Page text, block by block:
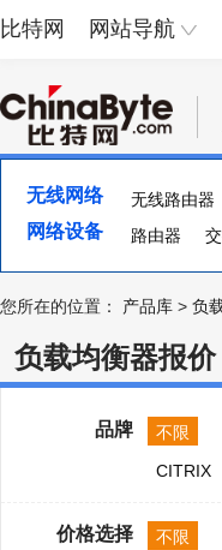
比特网 网站导航
无线网络 无线路由器
网络设备 路由器
流量计
您所在的位置： 产品库 > 负
负载均衡器报价
品牌 不限
CITRIX
价格选择 不限